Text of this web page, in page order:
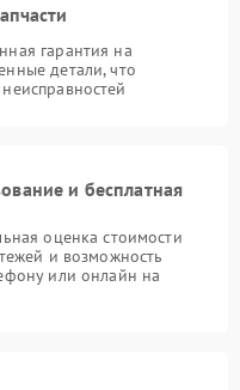
гарантия на
детали, что
и бесплатная
оценка стоимости
и возможность
или онлайн на